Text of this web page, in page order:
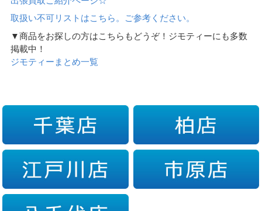
取扱い不可リストはこちら。ご参考ください。
▼商品をお探しの方はこちらもどうぞ！ジモティーにも多数
掲載中！
ジモティーまとめ一覧